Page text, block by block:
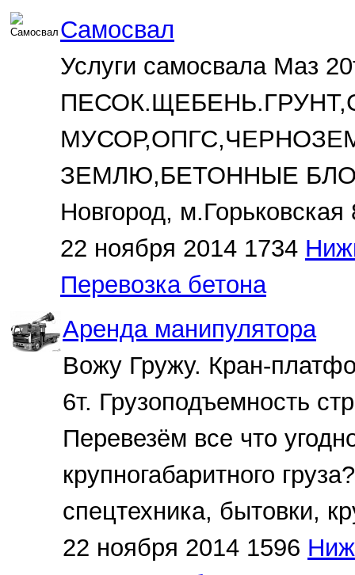
Самосвал
Услуги самосвала Маз
ЗЕМЛЮ,БЕТОННЫЕ
Новгород,
22 ноября 2014 1734
Перевозка бетона
Аренда манипулятора
Вожу Гружу. Кран-
6т. Грузоподъемность
Перевезём все что
крупногабаритного
спецтехника, бытовки,
22 ноября 2014 1596